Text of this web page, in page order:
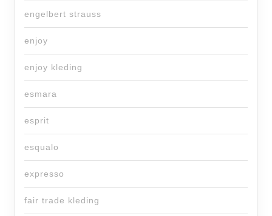
engelbert strauss
enjoy
enjoy kleding
esmara
esprit
esqualo
expresso
fair trade kleding